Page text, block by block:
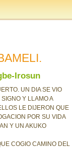
Irosun
UN DIA SE VIO
Y LLAMO A
LE DIJERON QUE
POR SU VIDA
Y UN AKUKO
COGIO CAMINO DEL